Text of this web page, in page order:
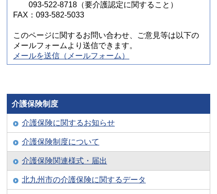
093-522-8718（要介護認定に関すること）
FAX：093-582-5033
このページに関するお問い合わせ、ご意見等は以下の
メールフォームより送信できます。
メールを送信（メールフォーム）
介護保険制度
介護保険に関するお知らせ
介護保険制度について
介護保険関連様式・届出
北九州市の介護保険に関するデータ